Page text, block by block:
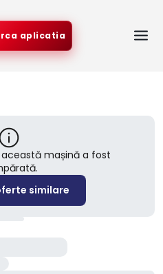
aplicatia
mașină a fost
similare